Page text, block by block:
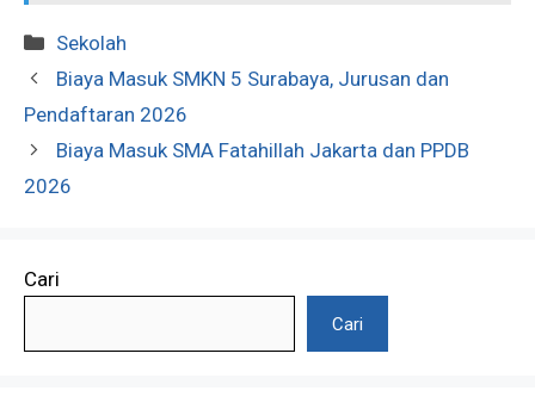
Kategori
Sekolah
Biaya Masuk SMKN 5 Surabaya, Jurusan dan
Pendaftaran 2026
Biaya Masuk SMA Fatahillah Jakarta dan PPDB
2026
Cari
Cari